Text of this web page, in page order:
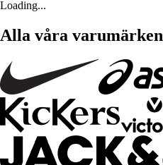
Loading...
Alla våra varumärken